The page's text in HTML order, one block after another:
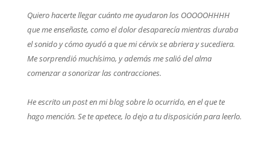
Quiero hacerte llegar cuánto me ayudaron los OOOOOHHHH
que me enseñaste, como el dolor desaparecía mientras duraba
el sonido y cómo ayudó a que mi cérvix se abriera y sucediera.
Me sorprendió muchísimo, y además me salió del alma
comenzar a sonorizar las contracciones.
He escrito un post en mi blog sobre lo ocurrido, en el que te
hago mención. Se te apetece, lo dejo a tu disposición para leerlo.